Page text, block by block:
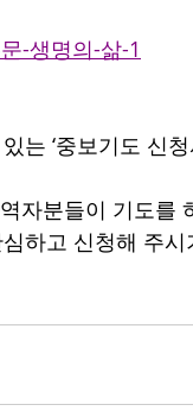
-생명의-삶-1
는 ‘중보기도 신청
자분들이 기도를
하고 신청해 주시